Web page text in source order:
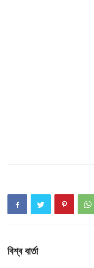
বিশ্ব বার্তা